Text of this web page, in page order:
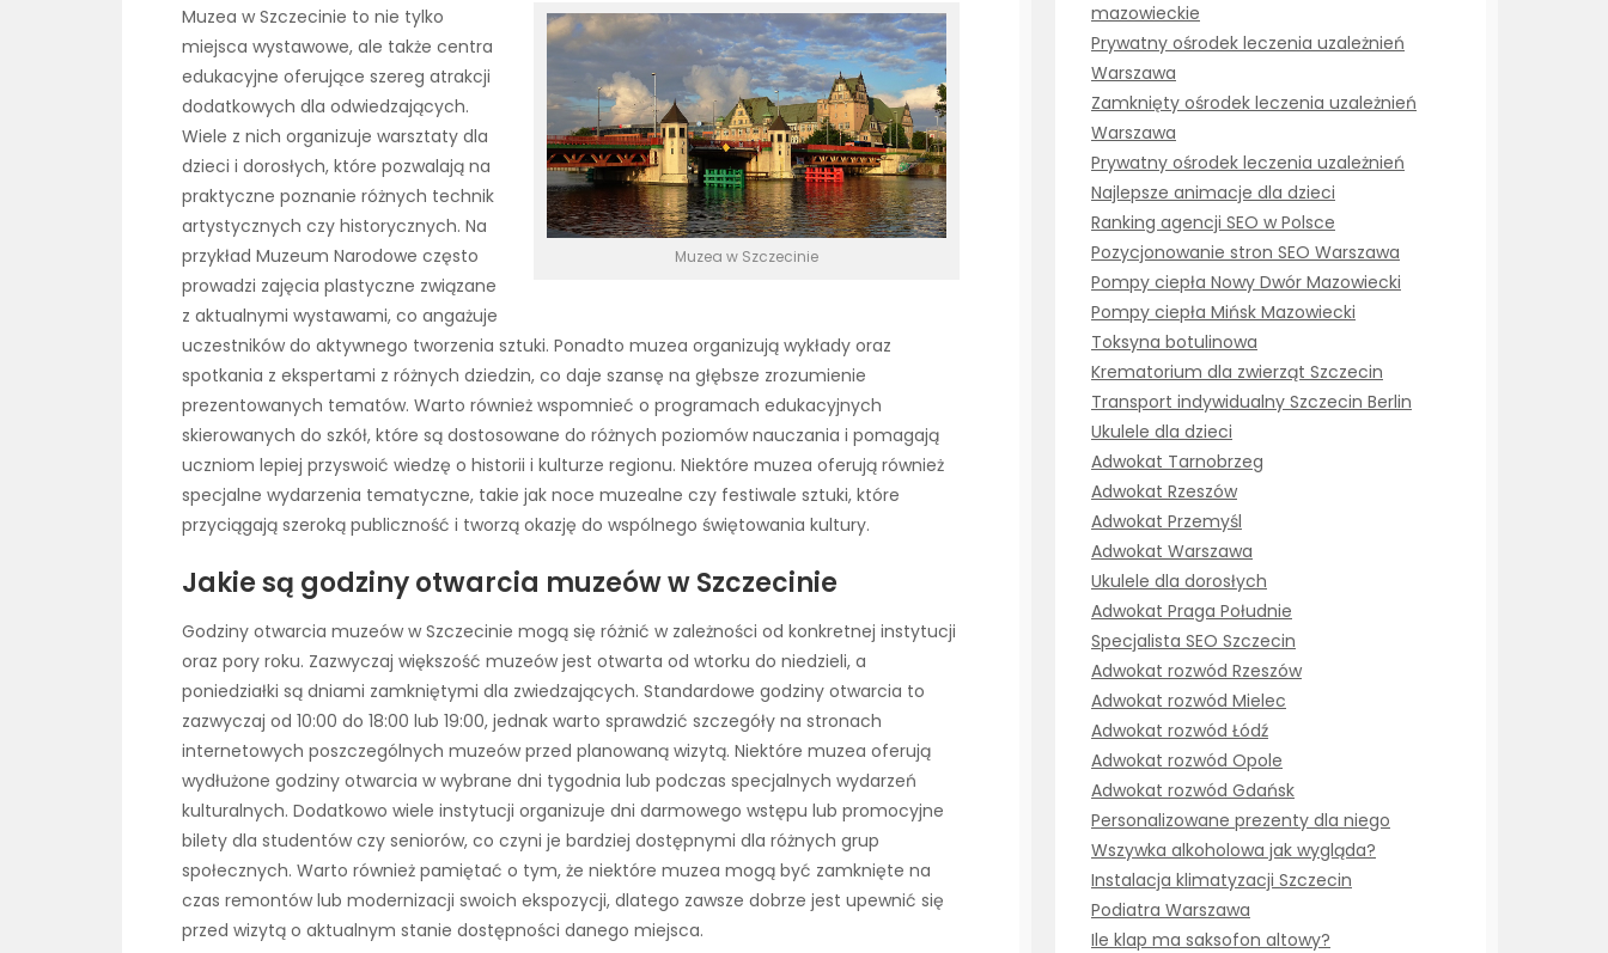
Muzea w Szczecinie
Muzea w Szczecinie to nie tylko
miejsca wystawowe, ale także centra
edukacyjne oferujące szereg atrakcji
dodatkowych dla odwiedzających.
Wiele z nich organizuje warsztaty dla
dzieci i dorosłych, które pozwalają na
praktyczne poznanie różnych technik
artystycznych czy historycznych. Na
przykład Muzeum Narodowe często
prowadzi zajęcia plastyczne związane
z aktualnymi wystawami, co angażuje
uczestników do aktywnego tworzenia sztuki. Ponadto muzea organizują wykłady oraz
spotkania z ekspertami z różnych dziedzin, co daje szansę na głębsze zrozumienie
prezentowanych tematów. Warto również wspomnieć o programach edukacyjnych
skierowanych do szkół, które są dostosowane do różnych poziomów nauczania i pomagają
uczniom lepiej przyswoić wiedzę o historii i kulturze regionu. Niektóre muzea oferują również
specjalne wydarzenia tematyczne, takie jak noce muzealne czy festiwale sztuki, które
przyciągają szeroką publiczność i tworzą okazję do wspólnego świętowania kultury.
Jakie są godziny otwarcia muzeów w Szczecinie
Godziny otwarcia muzeów w Szczecinie mogą się różnić w zależności od konkretnej instytucji
oraz pory roku. Zazwyczaj większość muzeów jest otwarta od wtorku do niedzieli, a
poniedziałki są dniami zamkniętymi dla zwiedzających. Standardowe godziny otwarcia to
zazwyczaj od 10:00 do 18:00 lub 19:00, jednak warto sprawdzić szczegóły na stronach
internetowych poszczególnych muzeów przed planowaną wizytą. Niektóre muzea oferują
wydłużone godziny otwarcia w wybrane dni tygodnia lub podczas specjalnych wydarzeń
kulturalnych. Dodatkowo wiele instytucji organizuje dni darmowego wstępu lub promocyjne
bilety dla studentów czy seniorów, co czyni je bardziej dostępnymi dla różnych grup
społecznych. Warto również pamiętać o tym, że niektóre muzea mogą być zamknięte na
czas remontów lub modernizacji swoich ekspozycji, dlatego zawsze dobrze jest upewnić się
przed wizytą o aktualnym stanie dostępności danego miejsca.
mazowieckie
Prywatny ośrodek leczenia uzależnień
Warszawa
Zamknięty ośrodek leczenia uzależnień
Warszawa
Prywatny ośrodek leczenia uzależnień
Najlepsze animacje dla dzieci
Ranking agencji SEO w Polsce
Pozycjonowanie stron SEO Warszawa
Pompy ciepła Nowy Dwór Mazowiecki
Pompy ciepła Mińsk Mazowiecki
Toksyna botulinowa
Krematorium dla zwierząt Szczecin
Transport indywidualny Szczecin Berlin
Ukulele dla dzieci
Adwokat Tarnobrzeg
Adwokat Rzeszów
Adwokat Przemyśl
Adwokat Warszawa
Ukulele dla dorosłych
Adwokat Praga Południe
Specjalista SEO Szczecin
Adwokat rozwód Rzeszów
Adwokat rozwód Mielec
Adwokat rozwód Łódź
Adwokat rozwód Opole
Adwokat rozwód Gdańsk
Personalizowane prezenty dla niego
Wszywka alkoholowa jak wygląda?
Instalacja klimatyzacji Szczecin
Podiatra Warszawa
Ile klap ma saksofon altowy?